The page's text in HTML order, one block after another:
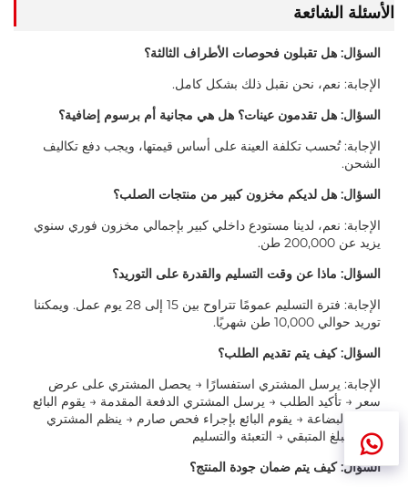
الأسئلة الشائعة
السؤال: هل تقبلون فحوصات الأطراف الثالثة؟
الإجابة: نعم، نحن نقبل ذلك بشكل كامل.
السؤال: هل تقدمون عينات؟ هل هي مجانية أم برسوم إضافية؟
الإجابة: تُحسب تكلفة العينة على أساس قيمتها، ويجب دفع تكاليف
الشحن.
السؤال: هل لديكم مخزون كبير من منتجات الصلب؟
الإجابة: نعم، لدينا مستودع داخلي كبير بإجمالي مخزون فوري سنوي
يزيد عن 200,000 طن.
السؤال: ماذا عن وقت التسليم والقدرة على التوريد؟
الإجابة: فترة التسليم عمومًا تتراوح بين 15 إلى 28 يوم عمل. ويمكننا
توريد حوالي 10,000 طن شهريًا.
السؤال: كيف يتم تقديم الطلب؟
الإجابة: يرسل المشتري استفسارًا → يحصل المشتري على عرض
سعر → تأكيد الطلب → يرسل المشتري الدفعة المقدمة → يقوم البائع
بإعداد البضاعة → يقوم البائع بإجراء فحص صارم → ينظم المشتري
دفع المبلغ المتبقي → التعبئة والتسليم
السؤال: كيف يتم ضمان جودة المنتج؟